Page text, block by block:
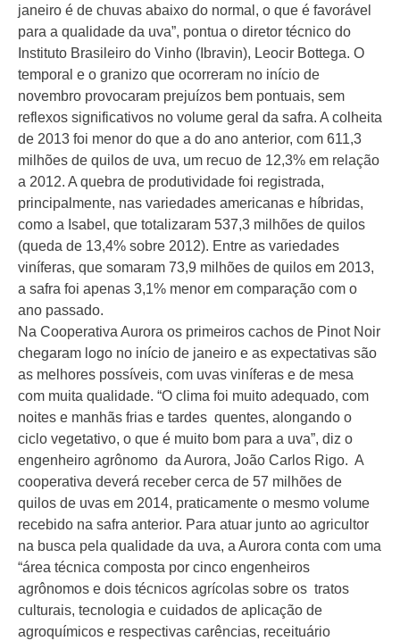
janeiro é de chuvas abaixo do normal, o que é favorável
para a qualidade da uva”, pontua o diretor técnico do
Instituto Brasileiro do Vinho (Ibravin), Leocir Bottega. O
temporal e o granizo que ocorreram no início de
novembro provocaram prejuízos bem pontuais, sem
reflexos significativos no volume geral da safra. A colheita
de 2013 foi menor do que a do ano anterior, com 611,3
milhões de quilos de uva, um recuo de 12,3% em relação
a 2012. A quebra de produtividade foi registrada,
principalmente, nas variedades americanas e híbridas,
como a Isabel, que totalizaram 537,3 milhões de quilos
(queda de 13,4% sobre 2012). Entre as variedades
viníferas, que somaram 73,9 milhões de quilos em 2013,
a safra foi apenas 3,1% menor em comparação com o
ano passado.
Na Cooperativa Aurora os primeiros cachos de Pinot Noir
chegaram logo no início de janeiro e as expectativas são
as melhores possíveis, com uvas viníferas e de mesa
com muita qualidade. “O clima foi muito adequado, com
noites e manhãs frias e tardes quentes, alongando o
ciclo vegetativo, o que é muito bom para a uva”, diz o
engenheiro agrônomo da Aurora, João Carlos Rigo. A
cooperativa deverá receber cerca de 57 milhões de
quilos de uvas em 2014, praticamente o mesmo volume
recebido na safra anterior. Para atuar junto ao agricultor
na busca pela qualidade da uva, a Aurora conta com uma
“área técnica composta por cinco engenheiros
agrônomos e dois técnicos agrícolas sobre os tratos
culturais, tecnologia e cuidados de aplicação de
agroquímicos e respectivas carências, receituário